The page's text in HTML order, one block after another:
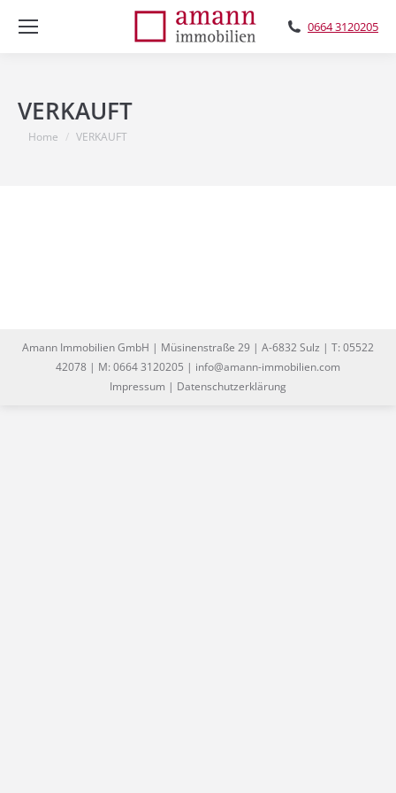
0664 3120205
VERKAUFT
You are here:
Home VERKAUFT
Amann Immobilien GmbH | Müsinenstraße 29 | A-6832 Sulz | T: 05522
42078 | M: 0664 3120205 | info@amann-immobilien.com
Impressum | Datenschutzerklärung